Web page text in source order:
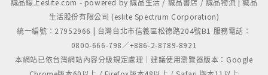
誠品線上eslite.com - powered by 誠品生活 / 誠品書店 / 誠品物流 | 誠品
生活股份有限公司 (eslite Spectrum Corporation)
統一編號：27952966 | 台灣台北市信義區松德路204號B1 服務電話：
0800-666-798／+886-2-8789-8921
本網站已依台灣網站內容分級規定處理｜建議使用瀏覽器版本：Google